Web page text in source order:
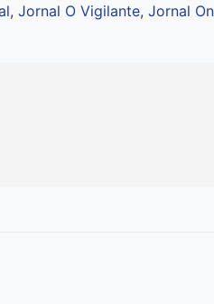
, Jornal O Vigilante, Jornal